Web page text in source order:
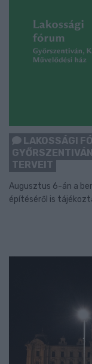
LAKOSSÁGI
TERVEIT
Augusztus 6-án a
építéséről is